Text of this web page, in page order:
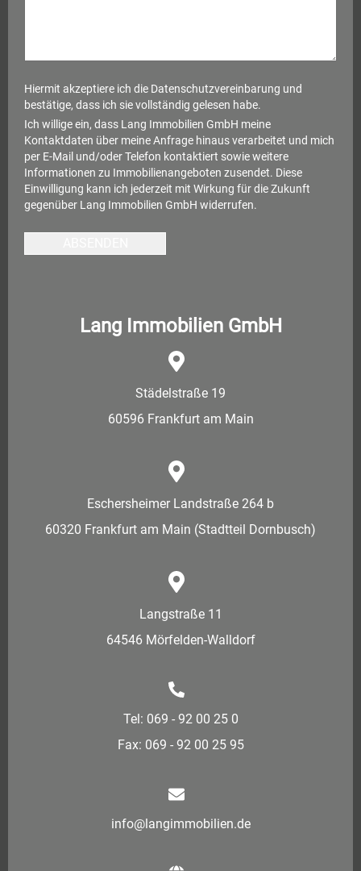
Hiermit akzeptiere ich die Datenschutzvereinbarung und
bestätige, dass ich sie vollständig gelesen habe.
Ich willige ein, dass Lang Immobilien GmbH meine
Kontaktdaten über meine Anfrage hinaus verarbeitet und mich
per E-Mail und/oder Telefon kontaktiert sowie weitere
Informationen zu Immobilienangeboten zusendet. Diese
Einwilligung kann ich jederzeit mit Wirkung für die Zukunft
gegenüber Lang Immobilien GmbH widerrufen.
Lang Immobilien GmbH
Städelstraße 19
60596 Frankfurt am Main
Eschersheimer Landstraße 264 b
60320 Frankfurt am Main (Stadtteil Dornbusch)
Langstraße 11
64546 Mörfelden-Walldorf
Tel: 069 - 92 00 25 0
Fax: 069 - 92 00 25 95
info@langimmobilien.de